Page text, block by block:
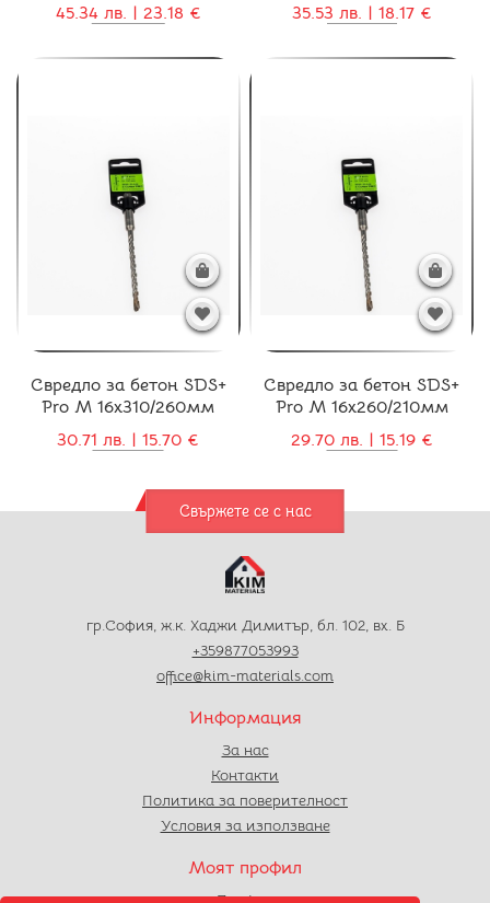
45.34 лв. | 23.18 €
35.53 лв. | 18.17 €
Свредло за бетон SDS+
Pro M 16x310/260мм
30.71 лв. | 15.70 €
Свредло за бетон SDS+
Pro M 16x260/210мм
29.70 лв. | 15.19 €
Свържете се с нас
гр.София, ж.к. Хаджи Димитър, бл. 102, вх. Б
+359877053993
office@kim-materials.com
Информация
За нас
Контакти
Политика за поверителност
Условия за използване
Моят профил